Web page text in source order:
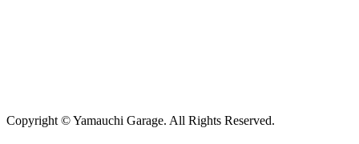
Copyright © Yamauchi Garage. All Rights Reserved.